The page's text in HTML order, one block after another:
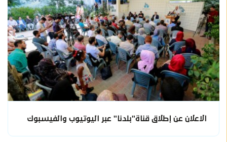
الاعلان عن إطلاق قناة"بلدنا" عبر اليوتيوب والفيسبوك